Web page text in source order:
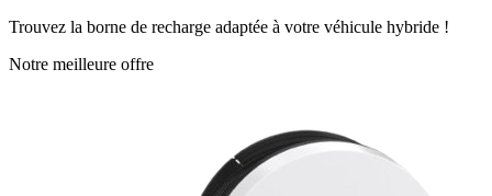
Trouvez la borne de recharge adaptée à votre véhicule hybride !
Notre meilleure offre